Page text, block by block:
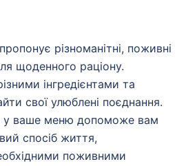
різноманітні, поживні
щоденного раціону.
інгредієнтами та
свої улюблені поєднання.
у ваше меню допоможе вам
спосіб життя,
поживними